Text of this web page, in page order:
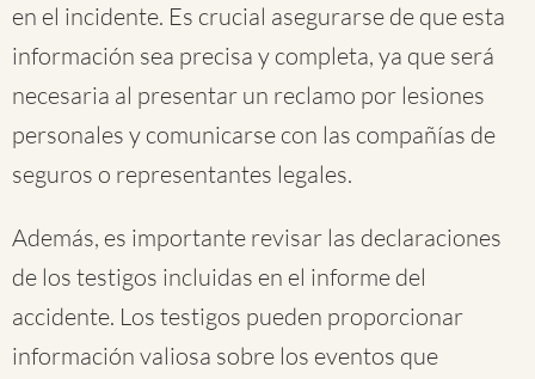
en el incidente. Es crucial asegurarse de que esta
información sea precisa y completa, ya que será
necesaria al presentar un reclamo por lesiones
personales y comunicarse con las compañías de
seguros o representantes legales.
Además, es importante revisar las declaraciones
de los testigos incluidas en el informe del
accidente. Los testigos pueden proporcionar
información valiosa sobre los eventos que